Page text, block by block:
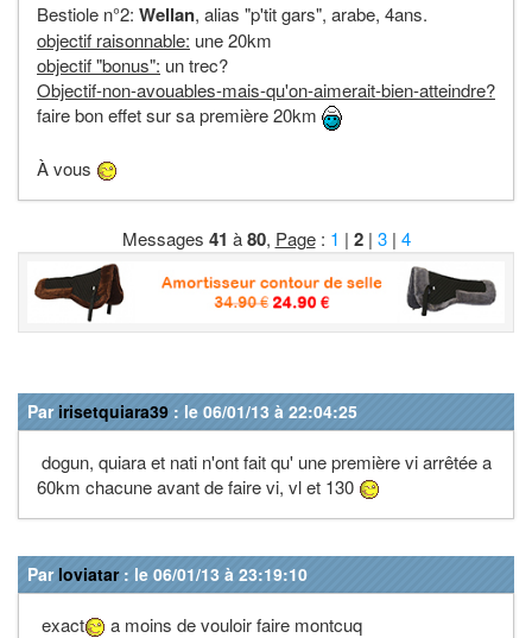
Bestiole n°2: Wellan, alias "p'tit gars", arabe, 4ans.
objectif raisonnable: une 20km
objectif "bonus": un trec?
Objectif-non-avouables-mais-qu'on-aimerait-bien-atteindre?
faire bon effet sur sa première 20km
À vous
Messages 41 à80, Page: 1 | 2| 3| 4
Par irisetquiara39 : le 06/01/13 à 22:04:25
dogun, quiara et nati n'ont fait qu' une première vi arrêtée a
60km chacune avant de faire vi, vl et 130
Par loviatar: le 06/01/13 à 23:19:10
exact a moins de vouloir faire montcuq